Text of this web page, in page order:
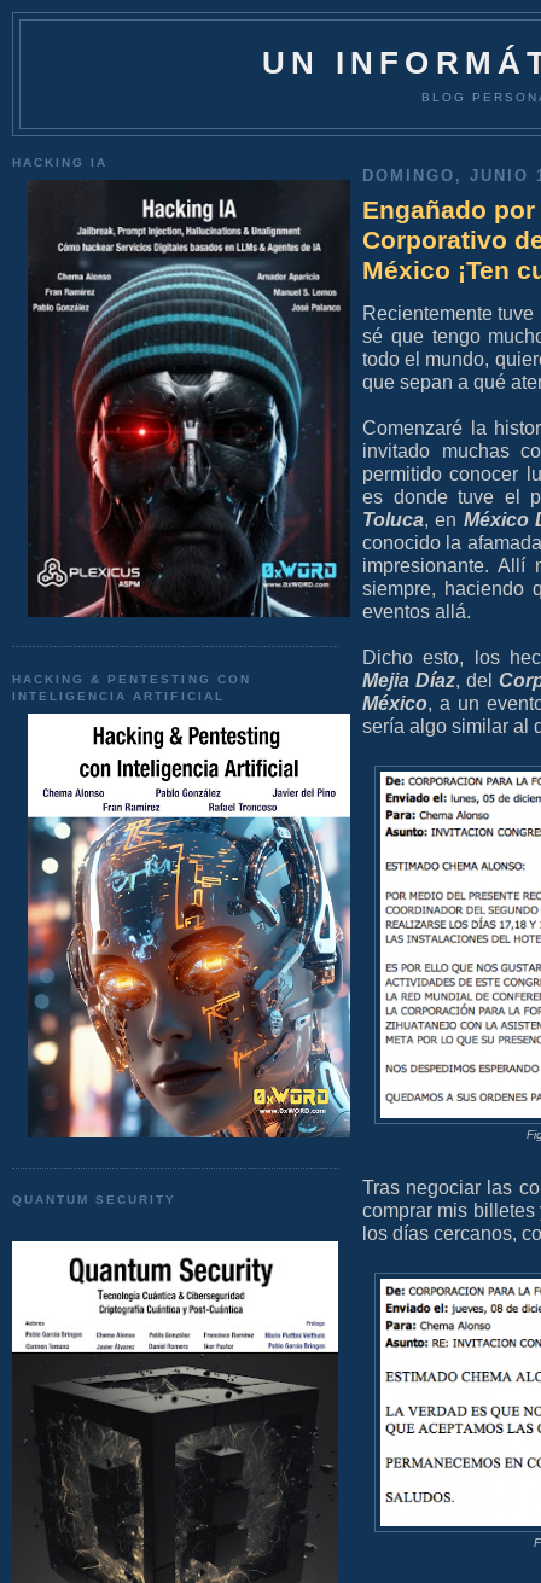
UN
BLOG
HACKING IA
HACKING & PENTESTING CON
INTELIGENCIA ARTIFICIAL
QUANTUM SECURITY
DOMINGO, JUNIO
Engañado
Corporativo
México ¡Ten
Recientemente
sé que tengo
todo el mundo,
que sepan a qué
Comenzaré la
invitado muchas
permitido conocer
es donde tuve el
Toluca, en México
conocido la
impresionante.
siempre, haciendo
eventos allá.
Dicho esto, los
Mejia Díaz, del
México, a un
sería algo similar al
Tras negociar las
comprar mis
los días cercanos,